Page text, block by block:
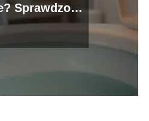
Sprawdzone
i porady